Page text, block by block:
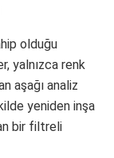
olduğu
yalnızca renk
aşağı analiz
yeniden inşa
bir filtreli